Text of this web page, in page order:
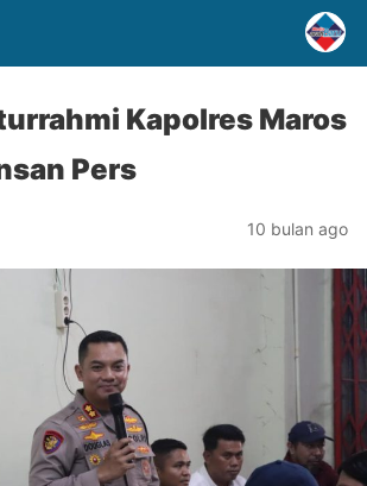
Kapolres Maros
Pers
10 bulan ago